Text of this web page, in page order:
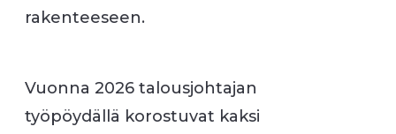
rakenteeseen.
Vuonna 2026 talousjohtajan
työpöydällä korostuvat kaksi